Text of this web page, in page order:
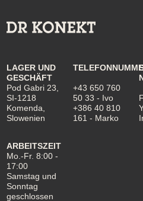
LAGER UND
GESCHÄFT
Pod Gabri 23,
SI-1218
Komenda,
Slowenien
ARBEITSZEIT
Mo.-Fr. 8:00 -
17:00
Samstag und
Sonntag
geschlossen
+43 650 760
50 33 - Ivo
+386 40 810
161 - Marko